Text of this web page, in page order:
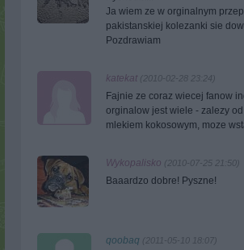
Ja wiem ze w orginalnym
pakistanskiej kolezanki sie
Pozdrawiam
katekat (2010-02-28 23:24)
Fajnie ze coraz wiecej fanow
orginalow jest wiele - zalezy
mlekiem kokosowym, moze
Wykopalisko (2010-07-25 21:50)
Baaardzo dobre! Pyszne!
qoobaq (2011-05-10 18:07)